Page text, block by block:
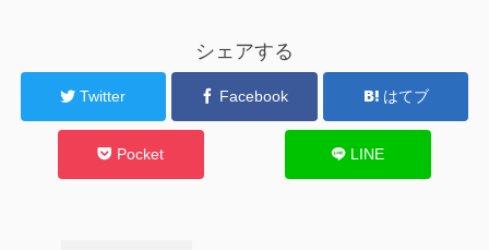
シェアする
Twitter Facebook はてブ
Pocket LINE